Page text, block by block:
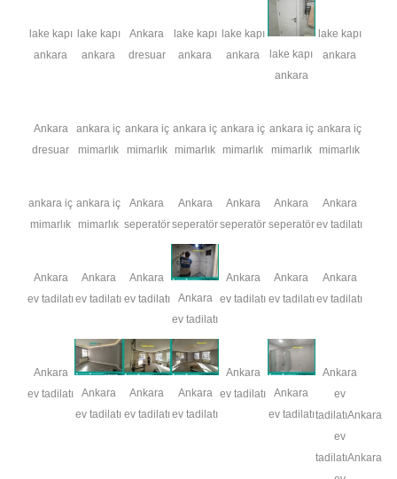
lake kapı
ankara
lake kapı
ankara
Ankara
dresuar
lake kapı
ankara
lake kapı
ankara
lake kapı
ankara
lake kapı
ankara
Ankara
dresuar
ankara iç
mimarlık
ankara iç
mimarlık
ankara iç
mimarlık
ankara iç
mimarlık
ankara iç
mimarlık
ankara iç
mimarlık
ankara iç
mimarlık
ankara iç
mimarlık
Ankara
seperatör
Ankara
seperatör
Ankara
seperatör
Ankara
seperatör
Ankara
ev tadilatı
Ankara
ev tadilatı
Ankara
ev tadilatı
Ankara
ev tadilatı
Ankara
ev tadilatı
Ankara
ev tadilatı
Ankara
ev tadilatı
Ankara
ev tadilatı
Ankara
ev tadilatı
Ankara
ev tadilatı
Ankara
ev tadilatı
Ankara
ev tadilatı
Ankara
ev tadilatı
Ankara
ev tadilatı
Ankara
ev
tadilatıAnkara
ev
tadilatıAnkara